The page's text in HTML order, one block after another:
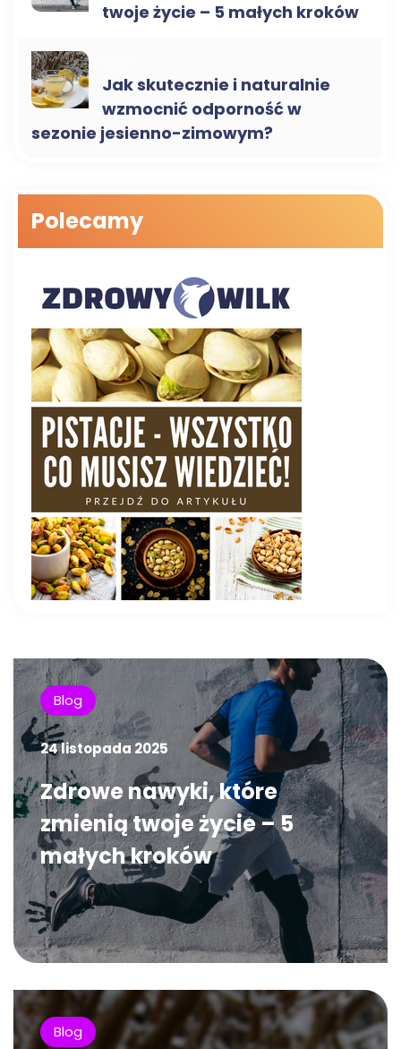
twoje życie – 5 małych kroków
Jak skutecznie i naturalnie
wzmocnić odporność w
sezonie jesienno-zimowym?
Polecamy
Blog
24 listopada 2025
Zdrowe nawyki, które
zmienią twoje życie – 5
małych kroków
Blog